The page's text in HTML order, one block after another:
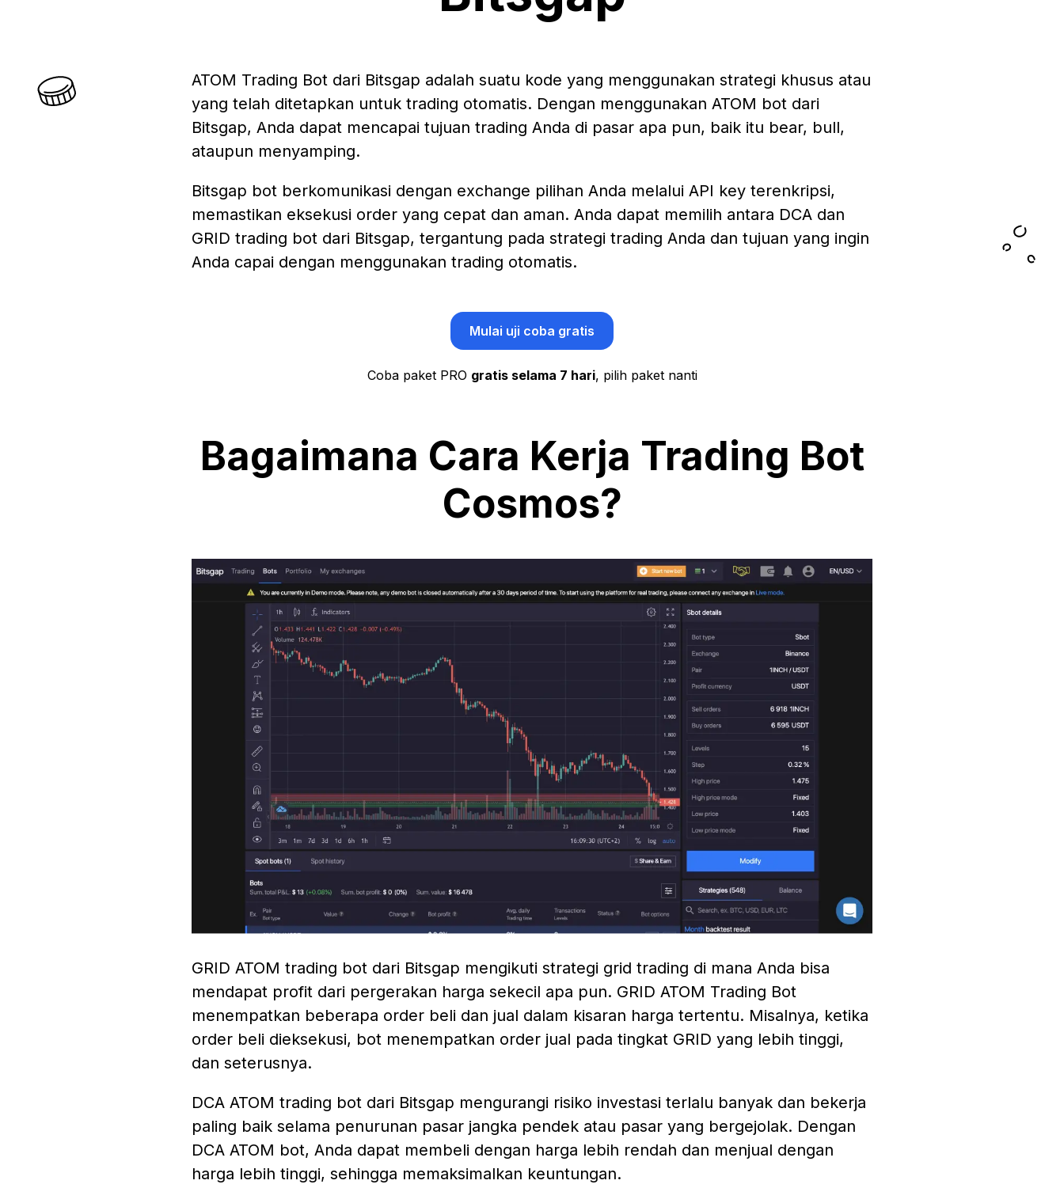
ATOM Trading Bot dari Bitsgap adalah suatu kode yang menggunakan strategi khusus atau
yang telah ditetapkan untuk trading otomatis. Dengan menggunakan ATOM bot dari
Bitsgap, Anda dapat mencapai tujuan trading Anda di pasar apa pun, baik itu bear, bull,
ataupun menyamping.
Bitsgap bot berkomunikasi dengan exchange pilihan Anda melalui API key terenkripsi,
memastikan eksekusi order yang cepat dan aman. Anda dapat memilih antara DCA dan
GRID trading bot dari Bitsgap, tergantung pada strategi trading Anda dan tujuan yang ingin
Anda capai dengan menggunakan trading otomatis.
Mulai uji coba gratis
Coba paket PRO gratis selama 7 hari, pilih paket nanti
Bagaimana Cara Kerja Trading Bot
Cosmos?
GRID ATOM trading bot dari Bitsgap mengikuti strategi grid trading di mana Anda bisa
mendapat profit dari pergerakan harga sekecil apa pun. GRID ATOM Trading Bot
menempatkan beberapa order beli dan jual dalam kisaran harga tertentu. Misalnya, ketika
order beli dieksekusi, bot menempatkan order jual pada tingkat GRID yang lebih tinggi,
dan seterusnya.
DCA ATOM trading bot dari Bitsgap mengurangi risiko investasi terlalu banyak dan bekerja
paling baik selama penurunan pasar jangka pendek atau pasar yang bergejolak. Dengan
DCA ATOM bot, Anda dapat membeli dengan harga lebih rendah dan menjual dengan
harga lebih tinggi, sehingga memaksimalkan keuntungan.